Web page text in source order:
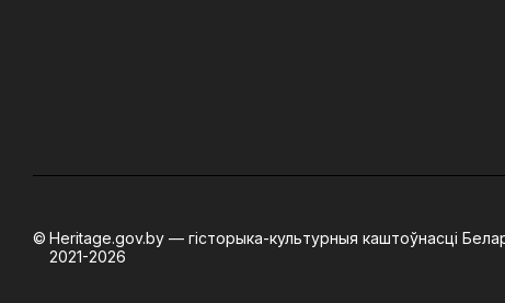
Heritage.gov.by — гісторыка-культурныя каштоўнасці
2021-2026